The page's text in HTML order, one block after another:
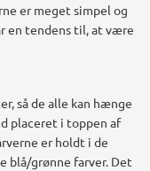
er meget simpel og
en tendens til, at være
så de alle kan hænge
placeret i toppen af
er holdt i de
blå/grønne farver. Det